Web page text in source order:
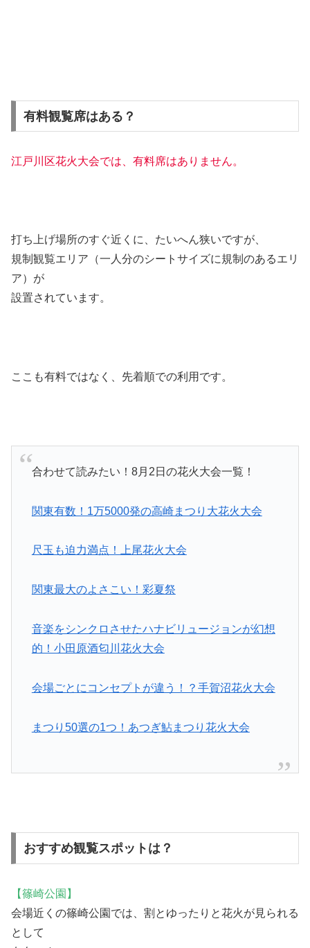
有料観覧席はある？
江戸川区花火大会では、有料席はありません。
打ち上げ場所のすぐ近くに、たいへん狭いですが、
規制観覧エリア（一人分のシートサイズに規制のあるエリ
ア）が
設置されています。
ここも有料ではなく、先着順での利用です。
合わせて読みたい！8月2日の花火大会一覧！
関東有数！1万5000発の高崎まつり大花火大会
尺玉も迫力満点！上尾花火大会
関東最大のよさこい！彩夏祭
音楽をシンクロさせたハナビリュージョンが幻想
的！小田原酒匂川花火大会
会場ごとにコンセプトが違う！？手賀沼花火大会
まつり50選の1つ！あつぎ鮎まつり花火大会
おすすめ観覧スポットは？
【篠崎公園】
会場近くの篠崎公園では、割とゆったりと花火が見られる
として